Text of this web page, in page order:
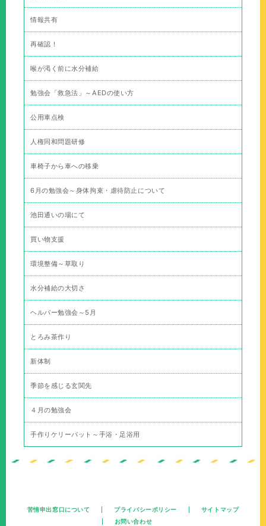
情報共有
再確認！
喉が渇く前に水分補給
勉強会「救急法」～AEDの使い方
公用車点検
人権同和問題研修
車椅子から車への移乗
6月の勉強会～身体拘束・虐待防止について
池田通いの場にて
買い物支援
環境整備～草取り
水分補給の大切さ
ヘルパー勉強会～5月
とろみ茶作り
新体制
季節を感じる玄関先
４月の勉強会
手作りケリーパット～手浴・足浴用
苦情申出窓口について プライバシーポリシー
サイトマップ
お問い合わせ